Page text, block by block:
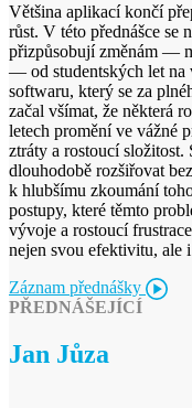
Většina aplikací končí
růst. V této přednášce se
přizpůsobují změnám —
— od studentských let na
softwaru, který se za
začal všímat, že některá
letech promění ve vážné
ztráty a rostoucí složitost.
dlouhodobě rozšiřovat
k hlubšímu zkoumání
postupy, které těmto
vývoje a rostoucí
nejen svou efektivitu, ale
Záznam přednášky
PŘEDNÁŠEJÍCÍ
Jan Jůza